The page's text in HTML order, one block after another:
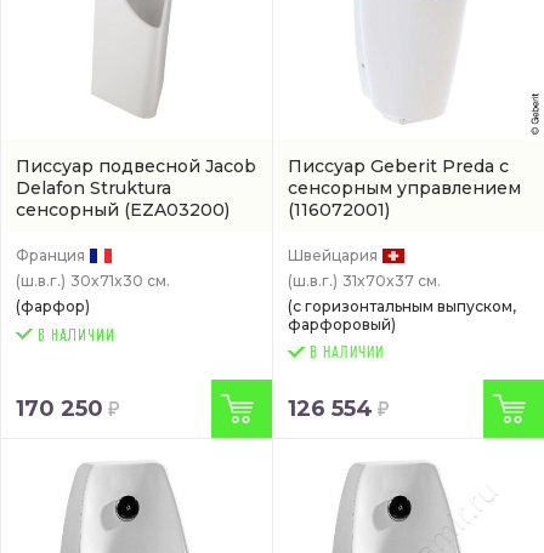
Писсуар подвесной Jacob
Delafon Struktura
сенсорный (EZA03200)
Франция
(ш.в.г.) 30x71x30 см.
(фарфор)
170 250
Писсуар Geberit Preda с
сенсорным управлением
(116072001)
Швейцария
(ш.в.г.) 31x70x37 см.
(с горизонтальным выпуском,
фарфоровый)
В НАЛИЧИИ
126 554